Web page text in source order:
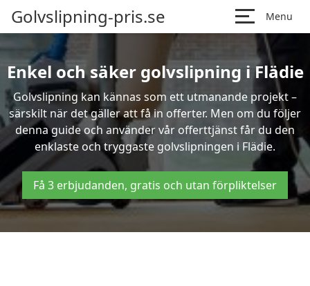
Golvslipning-pris.se Menu
Enkel och säker golvslipning i Flädie
Golvslipning kan kännas som ett utmanande projekt –
särskilt när det gäller att få in offerter. Men om du följer
denna guide och använder vår offerttjänst får du den
enklaste och tryggaste golvslipningen i Flädie.
Få 3 erbjudanden, gratis och utan förpliktelser